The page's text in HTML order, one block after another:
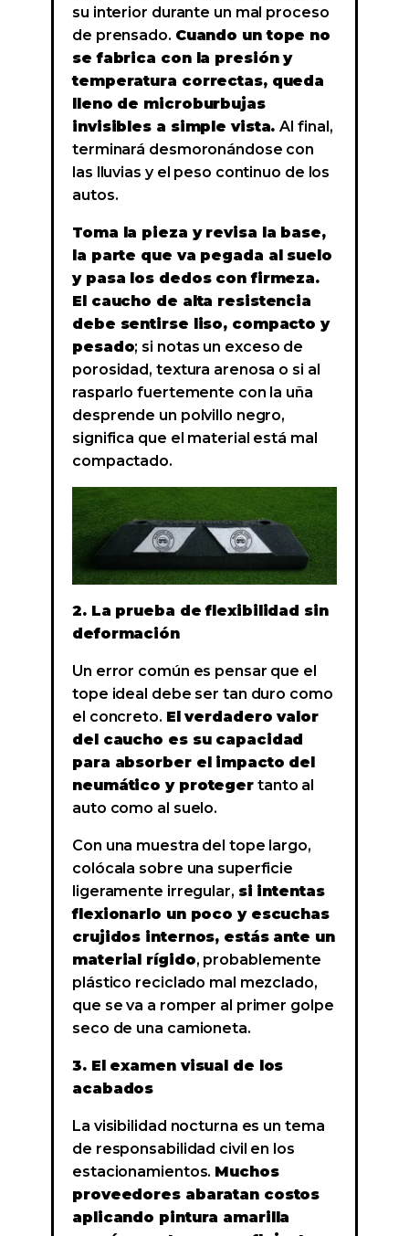
su interior durante un mal proceso
de prensado. Cuando un tope no
se fabrica con la presión y
temperatura correctas, queda
lleno de microburbujas
invisibles a simple vista.Al final,
terminará desmoronándose con
las lluvias y el peso continuo de los
autos.
Toma la pieza y revisa la base,
la parte que va pegada al suelo
y pasa los dedos con firmeza.
El caucho de alta resistencia
debe sentirse liso, compacto y
pesado; si notas un exceso de
porosidad, textura arenosa o si al
rasparlo fuertemente con la uña
desprende un polvillo negro,
significa que el material está mal
compactado.
2. La prueba de flexibilidad sin
deformación
Un error común es pensar que el
tope ideal debe ser tan duro como
el concreto. El verdadero valor
del caucho es su capacidad
para absorber el impacto del
neumático y proteger tanto al
auto como al suelo.
Con una muestra del tope largo,
colócala sobre una superficie
ligeramente irregular, si intentas
flexionarlo un poco y escuchas
crujidos internos, estás ante un
material rígido, probablemente
plástico reciclado mal mezclado,
que se va a romper al primer golpe
seco de una camioneta.
3. El examen visual de los
acabados
La visibilidad nocturna es un tema
de responsabilidad civil en los
estacionamientos. Muchos
proveedores abaratan costos
aplicando pintura amarilla